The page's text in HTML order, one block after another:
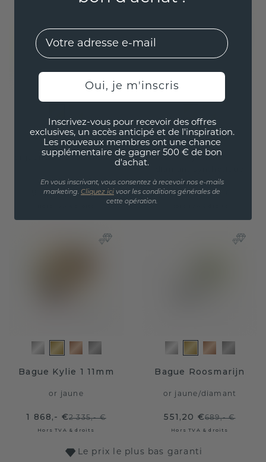
Bague Arlette
vert tourmaline
972,- €1 215,- €
Bague Noor
492,- €615,- €
Bague Kylie 1 11mm
or jaune
1 868,- €2 335,- €
Hors TVA & droits
Bague Roosmarijn
or jaune/diamant
551,20 €689,- €
Hors TVA & droits
Le prix le plus bas garanti
EMail
Oui, je m'inscris
Inscrivez-vous pour recevoir des offres
exclusives, un accès anticipé et de l'inspiration.
Les nouveaux membres ont une chance
supplémentaire de gagner 500 € de bon
d'achat.
En vous inscrivant, vous consentez à recevoir nos e-mails
marketing. Cliquez ici voor les conditions générales de
cette opération.